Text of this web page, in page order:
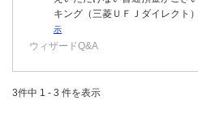
キング（三菱ＵＦＪダイレクト
示
ウィザードQ&A
3件中 1 - 3 件を表示